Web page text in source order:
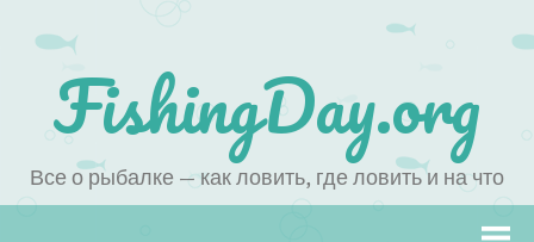
FishingDay.org
Все о рыбалке — как ловить, где ловить и на что